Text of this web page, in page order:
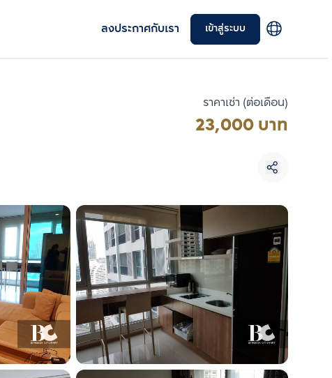
ลงประกาศกับเรา เข้าสู่ระบบ
ราคาเช่า (ต่อเดือน)
23,000 บาท
เลือกยูนิตเพื่อเปรียบเทียบ
เลือกได้สูงสุด 3 รายการ
เปรียบเทียบ
ลบทั้งหมด